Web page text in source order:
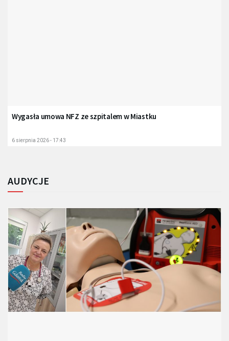
Wygasła umowa NFZ ze szpitalem w Miastku
6 sierpnia 2026 - 17:43
AUDYCJE